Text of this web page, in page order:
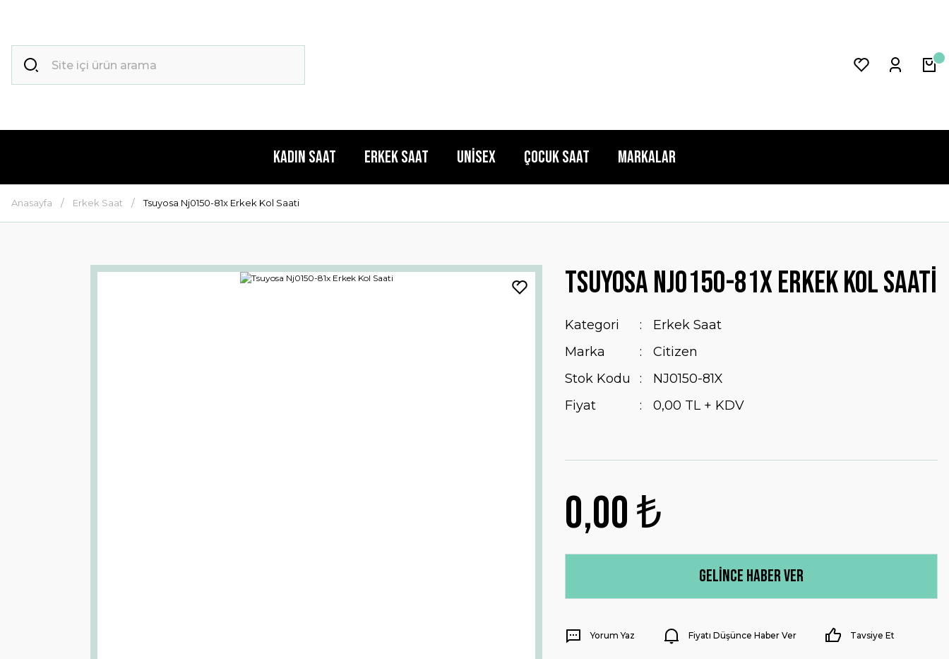
Kadın Saat Erkek Saat Unisex Çocuk Saat Markalar
Anasayfa Erkek Saat Tsuyosa Nj0150-81x Erkek Kol Saati
Tsuyosa Nj0150-81x Erkek Kol Saati
Kategori
Erkek Saat
Marka
Citizen
Stok Kodu
NJ0150-81X
Fiyat
0,00 TL + KDV
0,00 ₺
Gelince Haber Ver
Yorum Yaz Fiyatı Düşünce Haber Ver Tavsiye Et